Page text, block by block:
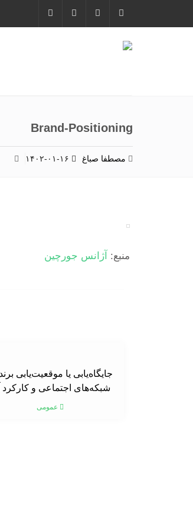
Brand-Positioning
مصطفا صباغ
منبع: آژانس جورچین
جایگاه‌یابی یا موقعیت‌یابی
شبکه‌های اجتماعی و کارکرد
عمومی